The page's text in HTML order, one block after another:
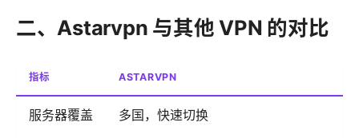
二、Astarvpn 与其他 VPN 的对比
指标 ASTARVPN
服务器覆盖 多国，快速切换